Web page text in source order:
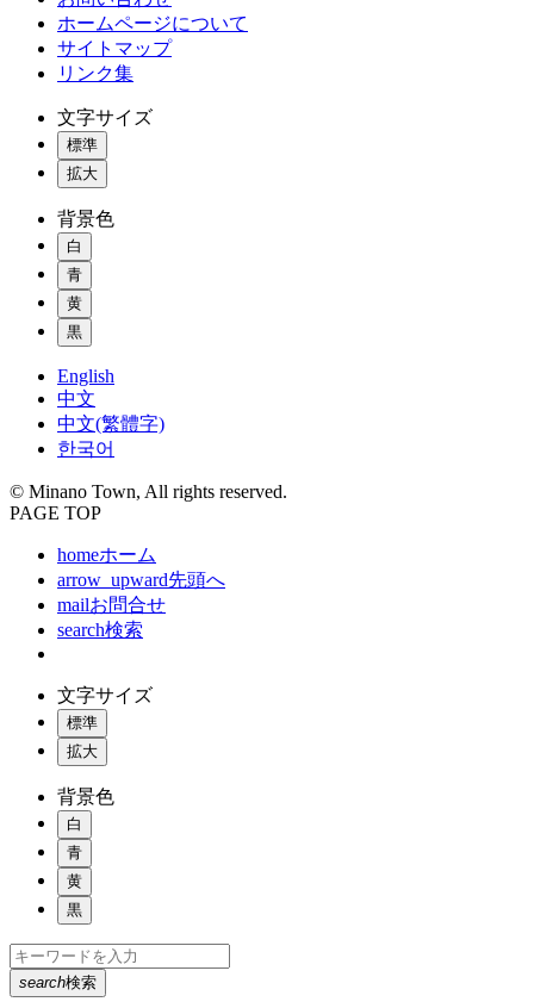
ホームページについて
サイトマップ
リンク集
文字サイズ
標準
拡大
背景色
白
青
黄
黒
English
中文
中文(繁體字)
한국어
© Minano Town, All rights reserved.
PAGE TOP
homeホーム
arrow_upward先頭へ
mailお問合せ
search検索
文字サイズ
標準
拡大
背景色
白
青
黄
黒
search検索